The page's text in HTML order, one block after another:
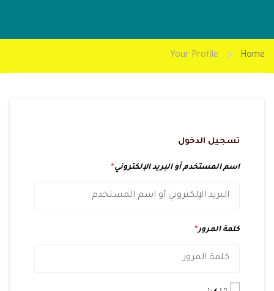
Home
Your Profile
تسجيل الدخول
اسم المستخدم أو البريد الإلكتروني*
كلمة المرور*